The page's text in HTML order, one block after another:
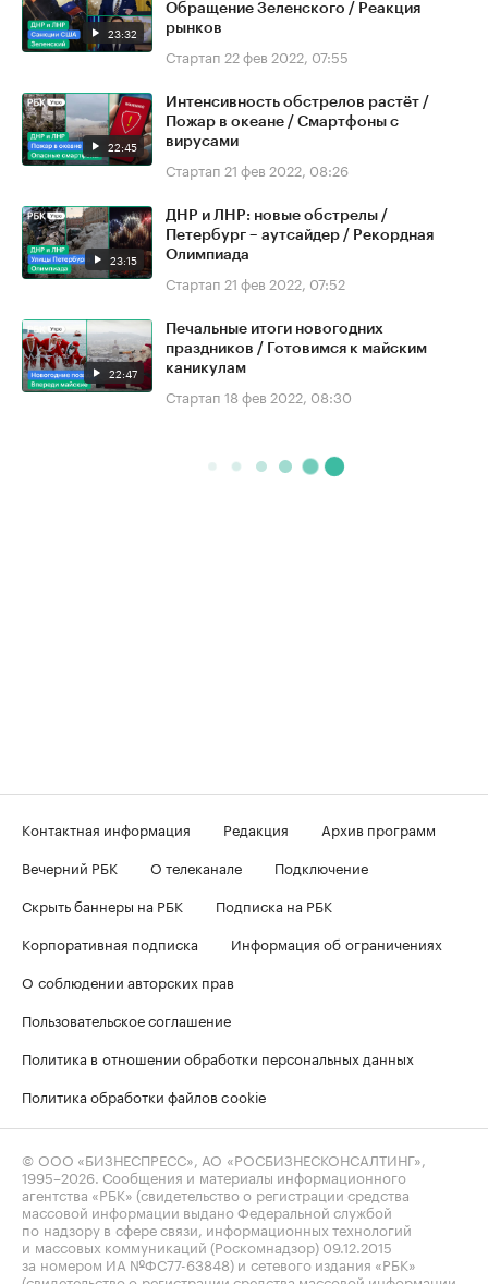
23:32
Обращение Зеленского / Реакция
рынков
Стартап 22 фев 2022, 07:55
22:45
Интенсивность обстрелов растёт /
Пожар в океане / Смартфоны с
вирусами
Стартап 21 фев 2022, 08:26
23:15
ДНР и ЛНР: новые обстрелы /
Петербург – аутсайдер / Рекордная
Олимпиада
Стартап 21 фев 2022, 07:52
22:47
Печальные итоги новогодних
праздников / Готовимся к майским
каникулам
Стартап 18 фев 2022, 08:30
Контактная информация Редакция
Архив программ
Вечерний РБК
О телеканале
Подключение
Скрыть баннеры на РБК
Подписка на РБК
Корпоративная подписка
Информация об ограничениях
О соблюдении авторских прав
Пользовательское соглашение
Политика в отношении обработки персональных данных
Политика обработки файлов cookie
© ООО «БИЗНЕСПРЕСС», АО «РОСБИЗНЕСКОНСАЛТИНГ»,
1995–2026 . Сообщения и материалы информационного
агентства «РБК» (свидетельство о регистрации средства
массовой информации выдано Федеральной службой
по надзору в сфере связи, информационных технологий
и массовых коммуникаций (Роскомнадзор) 09.12.2015
за номером ИА №ФС77-63848) и сетевого издания «РБК»